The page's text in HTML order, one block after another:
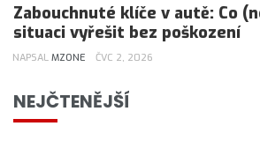
Zabouchnuté klíče v autě: Co
situaci vyřešit bez poškození
NAPSAL MZONE ČVC 2, 2026
NEJČTENĚJŠÍ